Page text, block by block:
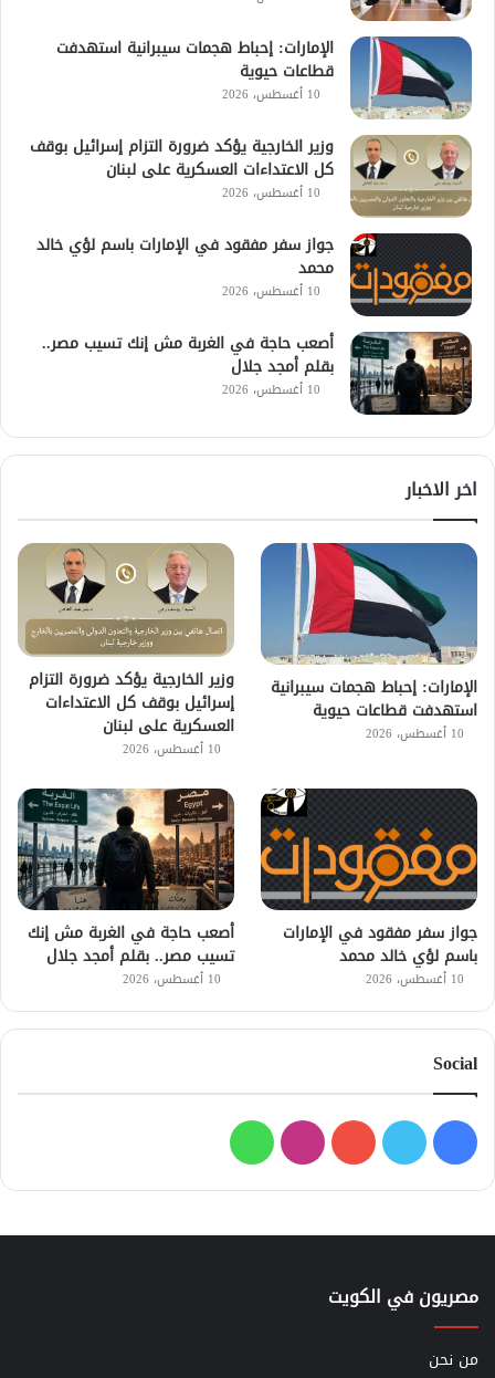
الإمارات: إحباط هجمات سيبرانية استهدفت
قطاعات حيوية
10 أغسطس، 2026
وزير الخارجية يؤكد ضرورة التزام إسرائيل بوقف
كل الاعتداءات العسكرية على لبنان
10 أغسطس، 2026
جواز سفر مفقود في الإمارات باسم لؤي خالد
محمد
10 أغسطس، 2026
أصعب حاجة في الغربة مش إنك تسيب مصر..
بقلم أمجد جلال
10 أغسطس، 2026
اخر الاخبار
الإمارات: إحباط هجمات سيبرانية
استهدفت قطاعات حيوية
10 أغسطس، 2026
وزير الخارجية يؤكد ضرورة التزام
إسرائيل بوقف كل الاعتداءات
العسكرية على لبنان
10 أغسطس، 2026
جواز سفر مفقود في الإمارات
باسم لؤي خالد محمد
10 أغسطس، 2026
أصعب حاجة في الغربة مش إنك
تسيب مصر.. بقلم أمجد جلال
10 أغسطس، 2026
Social
فيسبوك
تويتر يوتيوبانستقرامواتساب
مصريون في الكويت
من نحن